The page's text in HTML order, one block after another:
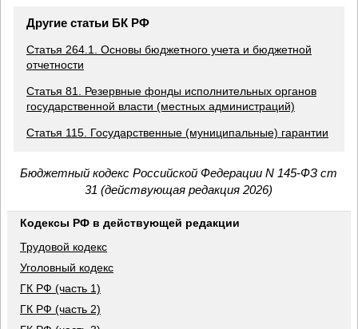
Другие статьи БК РФ
Статья 264.1. Основы бюджетного учета и бюджетной
отчетности
Статья 81. Резервные фонды исполнительных органов
государственной власти (местных администраций)
Статья 115. Государственные (муниципальные) гарантии
Бюджетный кодекс Российской Федерации N 145-ФЗ ст
31 (действующая редакция 2026)
Кодексы РФ в действующей редакции
Трудовой кодекс
Уголовный кодекс
ГК РФ (часть 1)
ГК РФ (часть 2)